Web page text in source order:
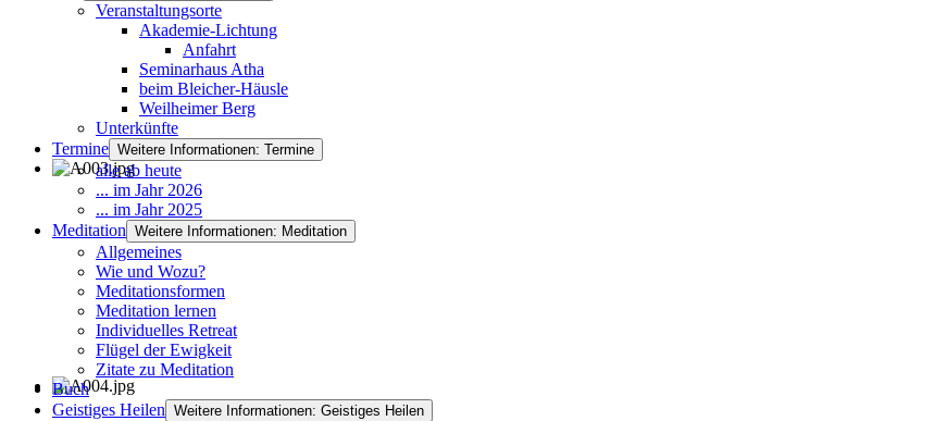
Veranstaltungsorte
Akademie-Lichtung
Anfahrt
Seminarhaus Atha
beim Bleicher-Häusle
Weilheimer Berg
Unterkünfte
Termine Weitere Informationen: Termine
alle ab heute
... im Jahr 2026
... im Jahr 2025
Meditation Weitere Informationen: Meditation
Allgemeines
Wie und Wozu?
Meditationsformen
Meditation lernen
Individuelles Retreat
Flügel der Ewigkeit
Zitate zu Meditation
Buch
Geistiges Heilen Weitere Informationen: Geistiges Heilen